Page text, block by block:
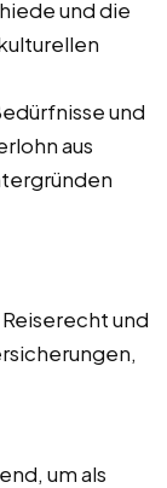
und die
und
aus
und
um als